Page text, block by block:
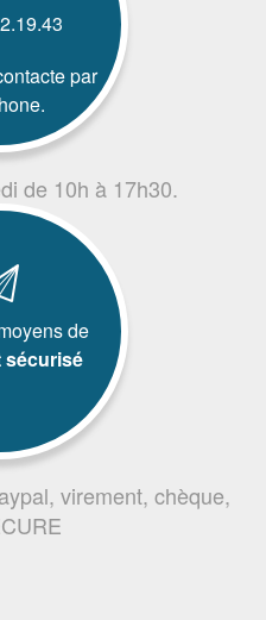
par
de 10h à 17h30.
de
sécurisé
virement, chèque,